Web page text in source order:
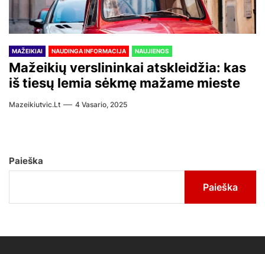
MAŽEIKIAI NAUDINGA INFORMACIJA NAUJIENOS
Mažeikių verslininkai atskleidžia: kas
iš tiesų lemia sėkmę mažame mieste
Mazeikiutvic.lt 4 Vasario, 2025
Paieška
Paieška